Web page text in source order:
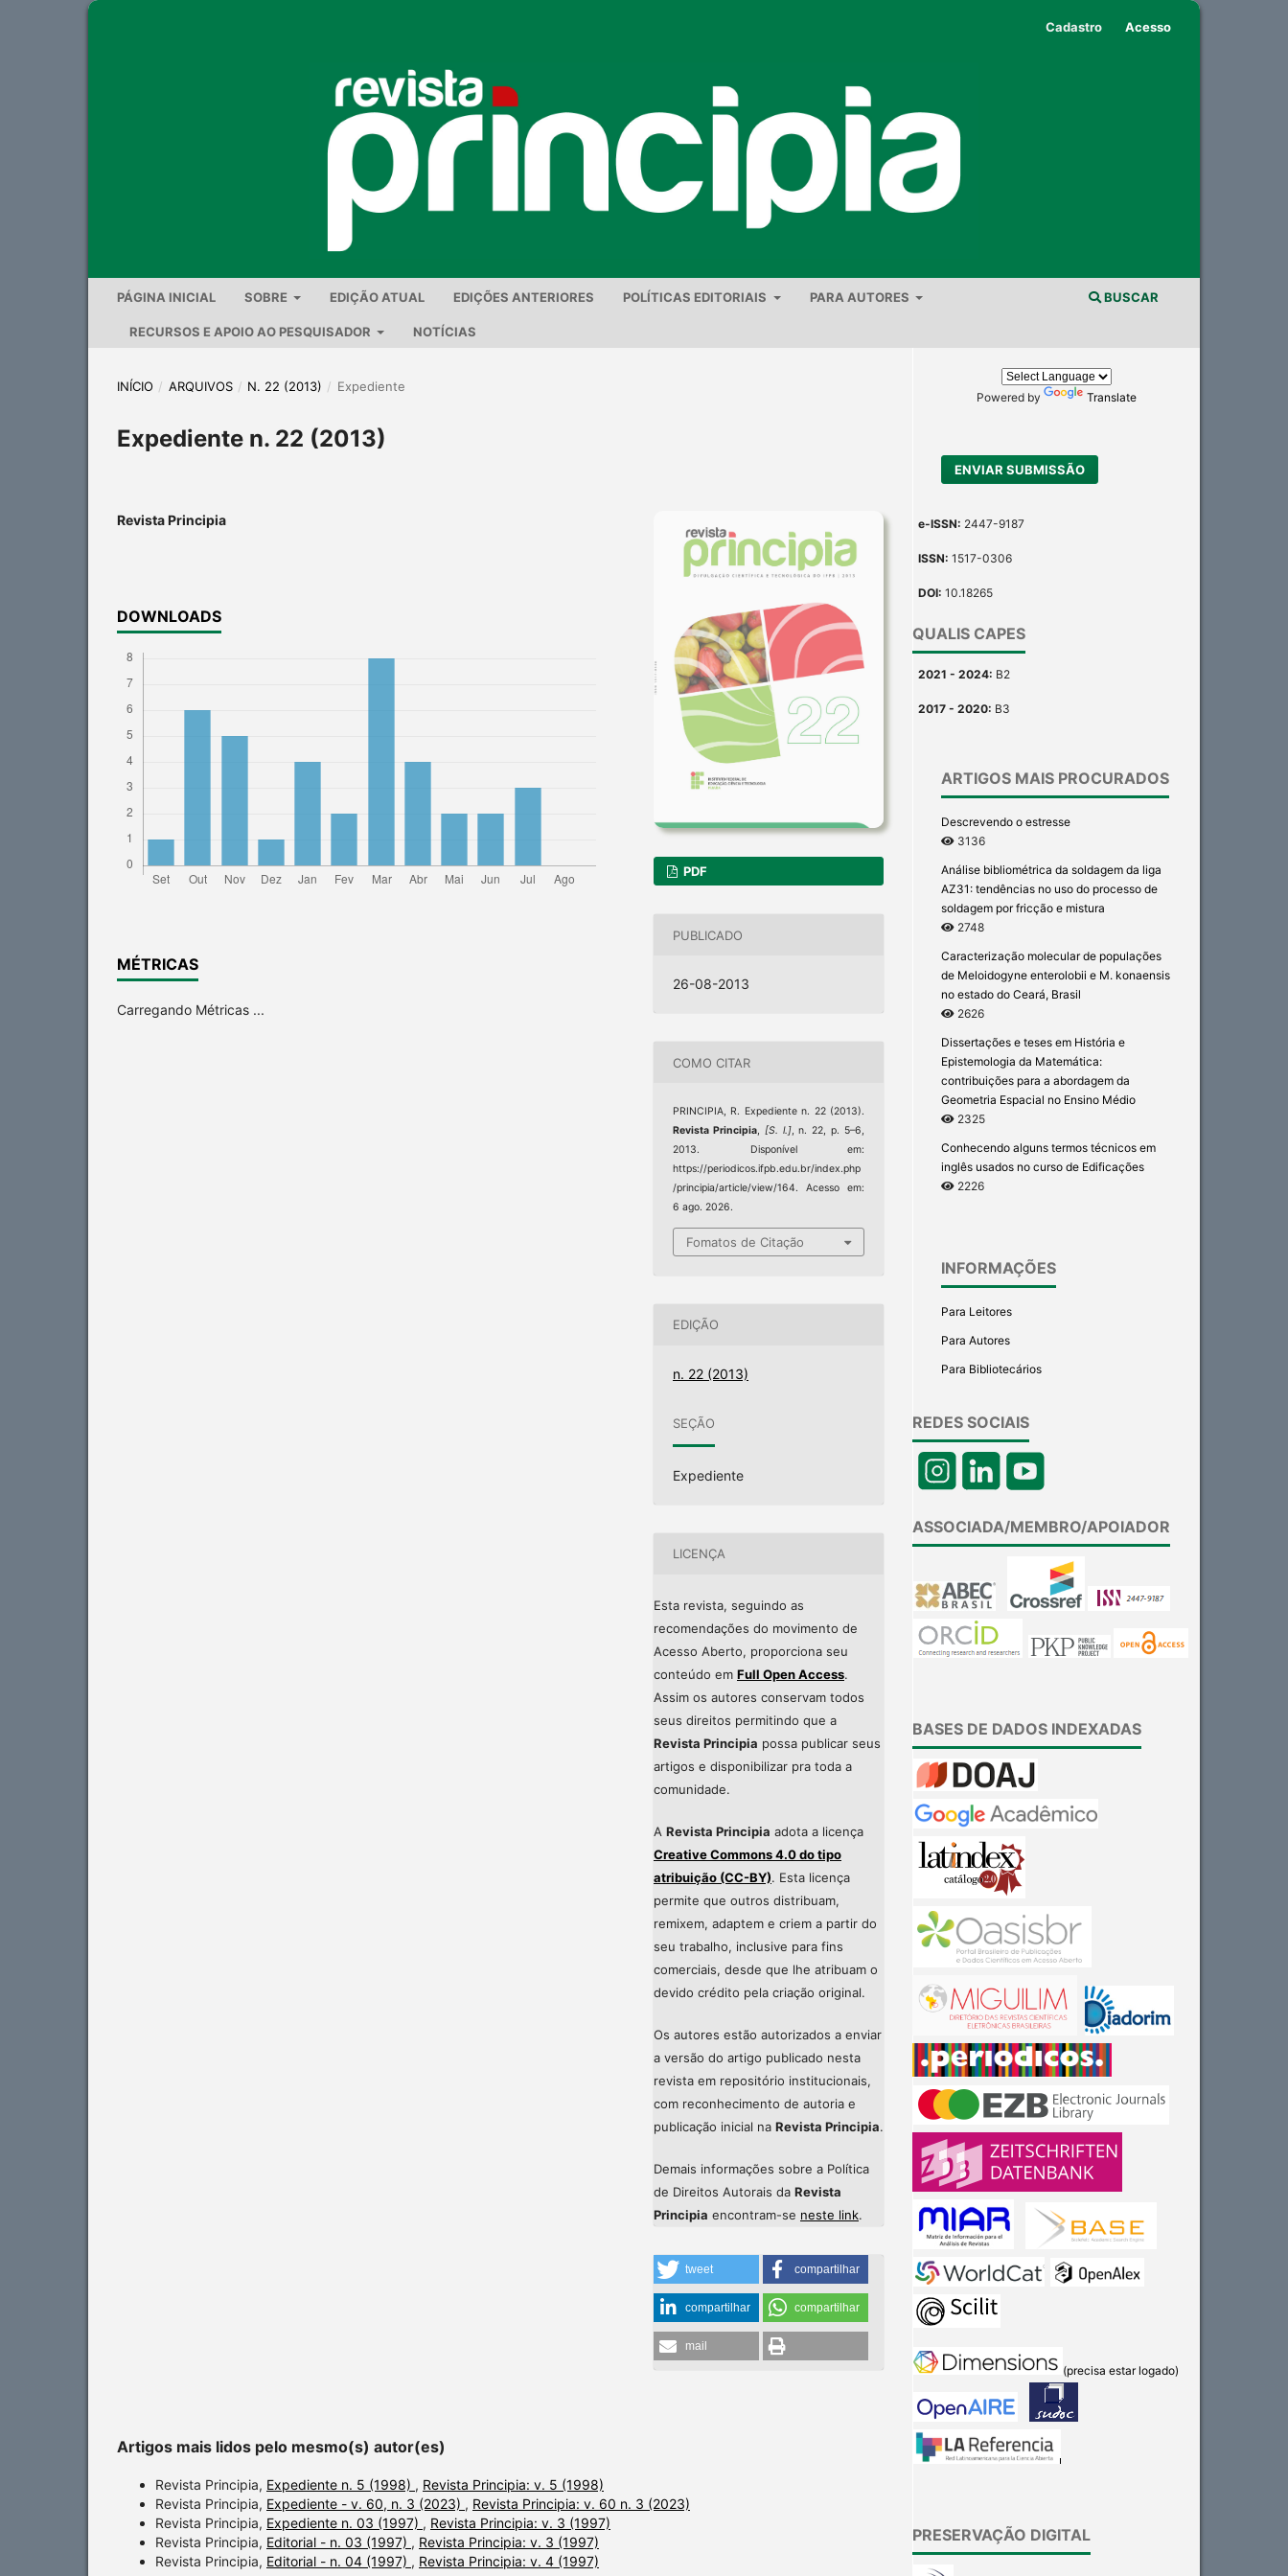
PÁGINA INICIAL SOBRE EDIÇÃO ATUAL EDIÇÕES ANTERIORES POLÍTICAS EDITORIAIS PARA AUTORES
RECURSOS E APOIO AO PESQUISADOR NOTÍCIAS
BUSCAR
Cadastro Acesso
INÍCIO / ARQUIVOS / N. 22 (2013) / Expediente
Expediente n. 22 (2013)
Revista Principia
DOWNLOADS
MÉTRICAS
Carregando Métricas ...
PDF
PUBLICADO
26-08-2013
COMO CITAR
PRINCIPIA, R. Expediente n. 22 (2013).
Revista Principia, [S. l.], n. 22, p. 5–6,
2013. Disponível em:
https://periodicos.ifpb.edu.br/index.php
/principia/article/view/164. Acesso em:
6 ago. 2026.
Fomatos de Citação
EDIÇÃO
n. 22 (2013)
SEÇÃO
Expediente
LICENÇA
Esta revista, seguindo as
recomendações do movimento de
Acesso Aberto, proporciona seu
conteúdo em Full Open Access.
Assim os autores conservam todos
seus direitos permitindo que a
Revista Principia possa publicar seus
artigos e disponibilizar pra toda a
comunidade.
A Revista Principia adota a licença
Creative Commons 4.0 do tipo
atribuição (CC-BY). Esta licença
permite que outros distribuam,
remixem, adaptem e criem a partir do
seu trabalho, inclusive para fins
comerciais, desde que lhe atribuam o
devido crédito pela criação original.
Os autores estão autorizados a enviar
a versão do artigo publicado nesta
revista em repositório institucionais,
com reconhecimento de autoria e
publicação inicial na Revista Principia.
Demais informações sobre a Política
de Direitos Autorais da Revista
Principia encontram-se neste link.
tweet compartilhar
compartilhar compartilhar
mail
Artigos mais lidos pelo mesmo(s) autor(es)
Revista Principia, Expediente n. 5 (1998) , Revista Principia: v. 5 (1998)
Revista Principia, Expediente - v. 60, n. 3 (2023) , Revista Principia: v. 60 n. 3 (2023)
Revista Principia, Expediente n. 03 (1997) , Revista Principia: v. 3 (1997)
Revista Principia, Editorial - n. 03 (1997) , Revista Principia: v. 3 (1997)
Revista Principia, Editorial - n. 04 (1997) , Revista Principia: v. 4 (1997)
Powered by Translate
ENVIAR SUBMISSÃO
e-ISSN: 2447-9187
ISSN: 1517-0306
DOI: 10.18265
QUALIS CAPES
2021 - 2024: B2
2017 - 2020: B3
ARTIGOS MAIS PROCURADOS
Descrevendo o estresse
3136
Análise bibliométrica da soldagem da liga
AZ31: tendências no uso do processo de
soldagem por fricção e mistura
2748
Caracterização molecular de populações
de Meloidogyne enterolobii e M. konaensis
no estado do Ceará, Brasil
2626
Dissertações e teses em História e
Epistemologia da Matemática:
contribuições para a abordagem da
Geometria Espacial no Ensino Médio
2325
Conhecendo alguns termos técnicos em
inglês usados no curso de Edificações
2226
INFORMAÇÕES
Para Leitores
Para Autores
Para Bibliotecários
REDES SOCIAIS
ASSOCIADA/MEMBRO/APOIADOR
BASES DE DADOS INDEXADAS
(precisa estar logado)
PRESERVAÇÃO DIGITAL